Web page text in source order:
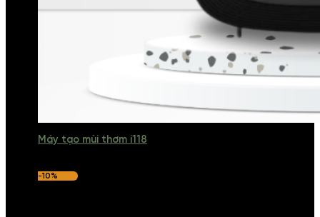
Máy tạo mùi thơm i118
-10%